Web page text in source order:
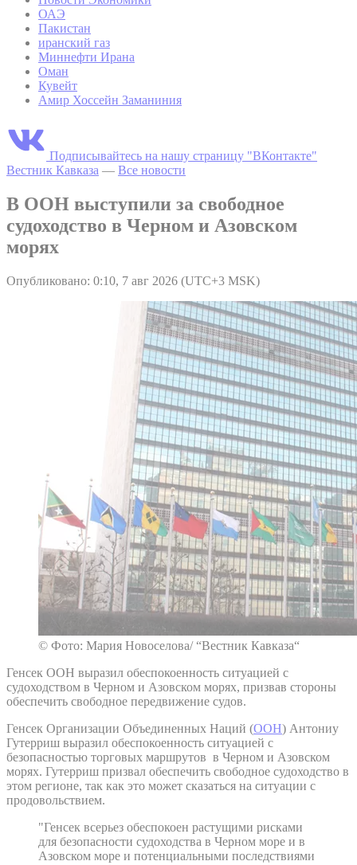
ОАЭ
Пакистан
иранский газ
Миннефти Ирана
Оман
Кувейт
Амир Хоссейн Заманиния
Подписывайтесь на нашу страницу "ВКонтакте"
Вестник Кавказа — Все новости
В ООН выступили за свободное
судоходство в Черном и Азовском
морях
Опубликовано: 0:10, 7 авг 2026 (UTC+3 MSK)
© Фото: Мария Новоселова/ “Вестник Кавказа“
Генсек ООН выразил обеспокоенность ситуацией с
судоходством в Черном и Азовском морях, призвав стороны
обеспечить свободное передвижение судов.
Генсек Организации Объединенных Наций (ООН) Антониу
Гутерриш выразил обеспокоенность ситуацией с
безопасностью торговых маршрутов в Черном и Азовском
морях. Гутерриш призвал обеспечить свободное судоходство в
этом регионе, так как это может сказаться на ситуации с
продовольствием.
"Генсек всерьез обеспокоен растущими рисками
для безопасности судоходства в Черном море и в
Азовском море и потенциальными последствиями